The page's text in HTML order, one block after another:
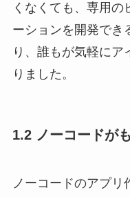
くなくても、専用の
ーションを開発でき
り、誰もが気軽にア
りました。
1.2 ノーコードが
ノーコードのアプ